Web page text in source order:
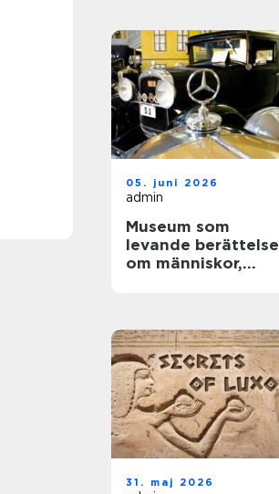
05. juni 2026
admin
Museum som
levande berättelse
om människor,
31. maj 2026